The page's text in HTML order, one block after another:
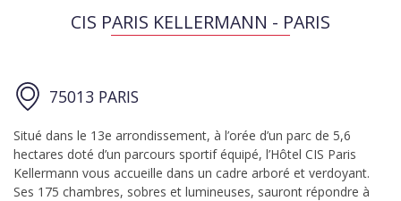
CIS PARIS KELLERMANN - PARIS
75013 PARIS
Situé dans le 13e arrondissement, à l’orée d’un parc de 5,6
hectares doté d’un parcours sportif équipé, l’Hôtel CIS Paris
Kellermann vous accueille dans un cadre arboré et verdoyant.
Ses 175 chambres, sobres et lumineuses, sauront répondre à